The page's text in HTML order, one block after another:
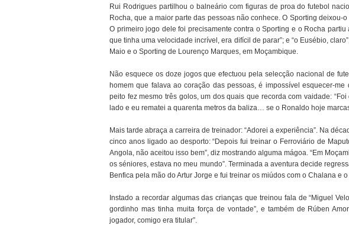
Rui Rodrigues partilhou o balneário com figuras de proa do futebol
Rocha, que a maior parte das pessoas não conhece. O Sporting deixou-
O primeiro jogo dele foi precisamente contra o Sporting e o Rocha partiu
que tinha uma velocidade incrível, era difícil de parar”; e “o Eusébio,
Maio e o Sporting de Lourenço Marques, em Moçambique.
Não esquece os doze jogos que efectuou pela selecção nacional de
homem que falava ao coração das pessoas, é impossível esquecer-
peito fez mesmo três golos, um dos quais que recorda com vaidade:
lado e eu rematei a quarenta metros da baliza… se o Ronaldo hoje
Mais tarde abraça a carreira de treinador: “Adorei a experiência”. Na
cinco anos ligado ao desporto: “Depois fui treinar o Ferroviário de
Angola, não aceitou isso bem”, diz mostrando alguma mágoa. “Em
os séniores, estava no meu mundo”. Terminada a aventura decide
Benfica pela mão do Artur Jorge e fui treinar os miúdos com o Chalana e o
Instado a recordar algumas das crianças que treinou fala de “Miguel
gordinho mas tinha muita força de vontade”, e também de Rúben
jogador, comigo era titular”.